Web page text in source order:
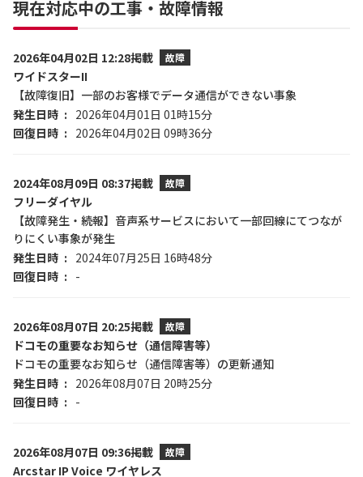
現在対応中の工事・故障情報
2026年04月02日 12:28掲載 故障
ワイドスターII
【故障復旧】一部のお客様でデータ通信ができない事象
発生日時
2026年04月01日 01時15分
回復日時
2026年04月02日 09時36分
2024年08月09日 08:37掲載 故障
フリーダイヤル
【故障発生・続報】音声系サービスにおいて一部回線にてつなが
りにくい事象が発生
発生日時
2024年07月25日 16時48分
回復日時
-
2026年08月07日 20:25掲載 故障
ドコモの重要なお知らせ（通信障害等）
ドコモの重要なお知らせ（通信障害等）の更新通知
発生日時
2026年08月07日 20時25分
回復日時
-
2026年08月07日 09:36掲載 故障
Arcstar IP Voice ワイヤレス